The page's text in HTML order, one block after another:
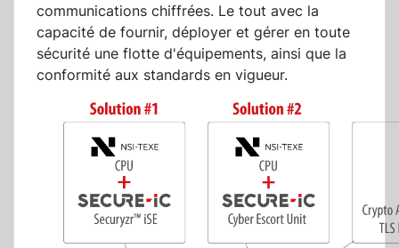
communications chiffrées. Le tout avec la
capacité de fournir, déployer et gérer en toute
sécurité une flotte d'équipements, ainsi que la
conformité aux standards en vigueur.